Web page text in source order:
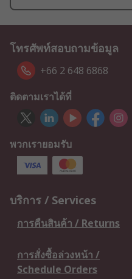
โทรศัพท์สอบถามข้อมูล
+66 2 648 6868
ติดตามเราได้ที่
พวกเรายอมรับ
บริการ / Services
การคืนสินค้า / Returns
การสั่งซื้อล่วงหน้า /
Schedule Orders